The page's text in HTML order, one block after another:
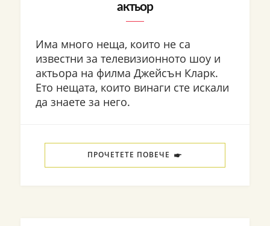
актьор
Има много неща, които не са
известни за телевизионното шоу и
актьора на филма Джейсън Кларк.
Ето нещата, които винаги сте искали
да знаете за него.
ПРОЧЕТЕТЕ ПОВЕЧЕ